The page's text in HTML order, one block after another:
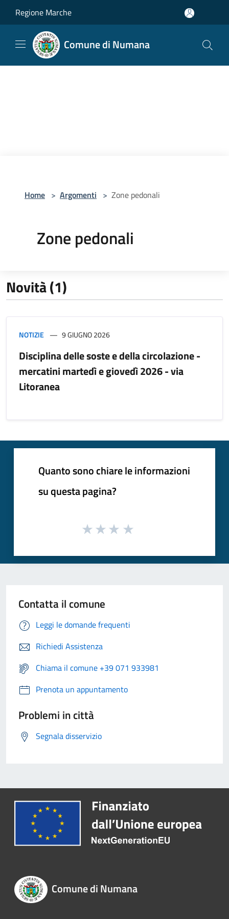
Regione Marche
Comune di Numana
Home > Argomenti > Zone pedonali
Zone pedonali
Novità (1)
NOTIZIE 9 GIUGNO 2026
Disciplina delle soste e della circolazione -
mercatini martedì e giovedì 2026 - via
Litoranea
Quanto sono chiare le informazioni
su questa pagina?
Contatta il comune
Leggi le domande frequenti
Richiedi Assistenza
Chiama il comune +39 071 933981
Prenota un appuntamento
Problemi in città
Segnala disservizio
Comune di Numana